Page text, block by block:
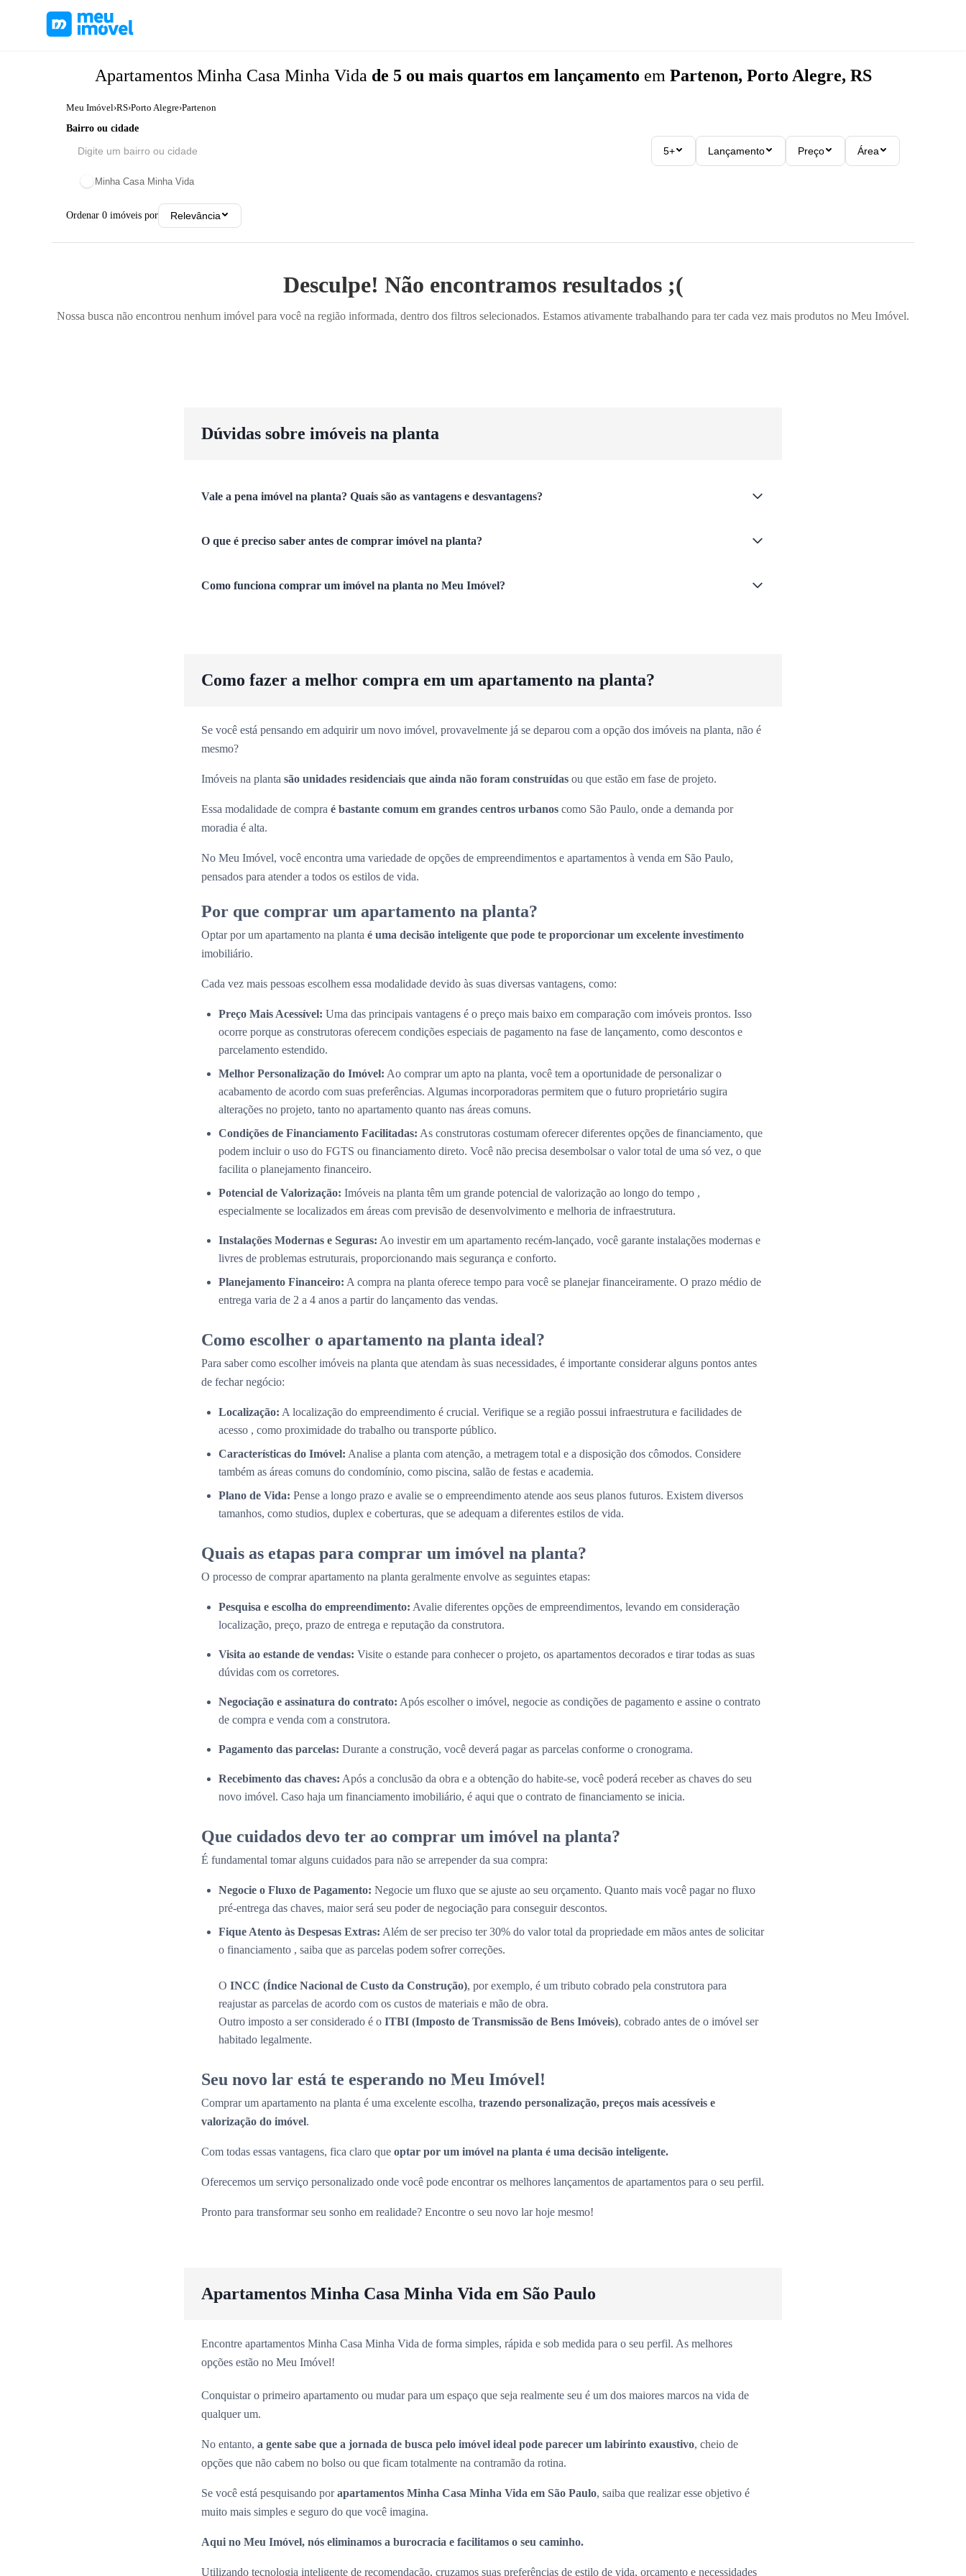
Apartamentos Minha Casa Minha Vida de 5 ou mais quartos em lançamento em Partenon, Porto Alegre, RS
Meu Imóvel›RS›Porto Alegre›Partenon
Bairro ou cidade
5+ Lançamento Preço Área
Minha Casa Minha Vida
Ordenar 0 imóveis por Relevância
Desculpe! Não encontramos resultados ;(
Nossa busca não encontrou nenhum imóvel para você na região informada, dentro dos filtros selecionados. Estamos ativamente trabalhando para ter cada vez mais produtos no Meu Imóvel.
Dúvidas sobre imóveis na planta
Vale a pena imóvel na planta? Quais são as vantagens e desvantagens?
O que é preciso saber antes de comprar imóvel na planta?
Como funciona comprar um imóvel na planta no Meu Imóvel?
Como fazer a melhor compra em um apartamento na planta?
Se você está pensando em adquirir um novo imóvel, provavelmente já se deparou com a opção dos imóveis na planta, não é
mesmo?
Imóveis na planta são unidades residenciais que ainda não foram construídas ou que estão em fase de projeto.
Essa modalidade de compra é bastante comum em grandes centros urbanos como São Paulo, onde a demanda por
moradia é alta.
No Meu Imóvel, você encontra uma variedade de opções de empreendimentos e apartamentos à venda em São Paulo,
pensados para atender a todos os estilos de vida.
Por que comprar um apartamento na planta?
Optar por um apartamento na planta é uma decisão inteligente que pode te proporcionar um excelente investimento
imobiliário.
Cada vez mais pessoas escolhem essa modalidade devido às suas diversas vantagens, como:
Preço Mais Acessível: Uma das principais vantagens é o preço mais baixo em comparação com imóveis prontos. Isso
ocorre porque as construtoras oferecem condições especiais de pagamento na fase de lançamento, como descontos e
parcelamento estendido.
Melhor Personalização do Imóvel: Ao comprar um apto na planta, você tem a oportunidade de personalizar o
acabamento de acordo com suas preferências. Algumas incorporadoras permitem que o futuro proprietário sugira
alterações no projeto, tanto no apartamento quanto nas áreas comuns.
Condições de Financiamento Facilitadas: As construtoras costumam oferecer diferentes opções de financiamento, que
podem incluir o uso do FGTS ou financiamento direto. Você não precisa desembolsar o valor total de uma só vez, o que
facilita o planejamento financeiro.
Potencial de Valorização: Imóveis na planta têm um grande potencial de valorização ao longo do tempo ,
especialmente se localizados em áreas com previsão de desenvolvimento e melhoria de infraestrutura.
Instalações Modernas e Seguras: Ao investir em um apartamento recém-lançado, você garante instalações modernas e
livres de problemas estruturais, proporcionando mais segurança e conforto.
Planejamento Financeiro: A compra na planta oferece tempo para você se planejar financeiramente. O prazo médio de
entrega varia de 2 a 4 anos a partir do lançamento das vendas.
Como escolher o apartamento na planta ideal?
Para saber como escolher imóveis na planta que atendam às suas necessidades, é importante considerar alguns pontos antes
de fechar negócio:
Localização: A localização do empreendimento é crucial. Verifique se a região possui infraestrutura e facilidades de
acesso , como proximidade do trabalho ou transporte público.
Características do Imóvel: Analise a planta com atenção, a metragem total e a disposição dos cômodos. Considere
também as áreas comuns do condomínio, como piscina, salão de festas e academia.
Plano de Vida: Pense a longo prazo e avalie se o empreendimento atende aos seus planos futuros. Existem diversos
tamanhos, como studios, duplex e coberturas, que se adequam a diferentes estilos de vida.
Quais as etapas para comprar um imóvel na planta?
O processo de comprar apartamento na planta geralmente envolve as seguintes etapas:
Pesquisa e escolha do empreendimento: Avalie diferentes opções de empreendimentos, levando em consideração
localização, preço, prazo de entrega e reputação da construtora.
Visita ao estande de vendas: Visite o estande para conhecer o projeto, os apartamentos decorados e tirar todas as suas
dúvidas com os corretores.
Negociação e assinatura do contrato: Após escolher o imóvel, negocie as condições de pagamento e assine o contrato
de compra e venda com a construtora.
Pagamento das parcelas: Durante a construção, você deverá pagar as parcelas conforme o cronograma.
Recebimento das chaves: Após a conclusão da obra e a obtenção do habite-se, você poderá receber as chaves do seu
novo imóvel. Caso haja um financiamento imobiliário, é aqui que o contrato de financiamento se inicia.
Que cuidados devo ter ao comprar um imóvel na planta?
É fundamental tomar alguns cuidados para não se arrepender da sua compra:
Negocie o Fluxo de Pagamento: Negocie um fluxo que se ajuste ao seu orçamento. Quanto mais você pagar no fluxo
pré-entrega das chaves, maior será seu poder de negociação para conseguir descontos.
Fique Atento às Despesas Extras: Além de ser preciso ter 30% do valor total da propriedade em mãos antes de solicitar
o financiamento , saiba que as parcelas podem sofrer correções.
O INCC (Índice Nacional de Custo da Construção), por exemplo, é um tributo cobrado pela construtora para
reajustar as parcelas de acordo com os custos de materiais e mão de obra.
Outro imposto a ser considerado é o ITBI (Imposto de Transmissão de Bens Imóveis), cobrado antes de o imóvel ser
habitado legalmente.
Seu novo lar está te esperando no Meu Imóvel!
Comprar um apartamento na planta é uma excelente escolha, trazendo personalização, preços mais acessíveis e
valorização do imóvel.
Com todas essas vantagens, fica claro que optar por um imóvel na planta é uma decisão inteligente.
Oferecemos um serviço personalizado onde você pode encontrar os melhores lançamentos de apartamentos para o seu perfil.
Pronto para transformar seu sonho em realidade? Encontre o seu novo lar hoje mesmo!
Apartamentos Minha Casa Minha Vida em São Paulo
Encontre apartamentos Minha Casa Minha Vida de forma simples, rápida e sob medida para o seu perfil. As melhores
opções estão no Meu Imóvel!
Conquistar o primeiro apartamento ou mudar para um espaço que seja realmente seu é um dos maiores marcos na vida de
qualquer um.
No entanto, a gente sabe que a jornada de busca pelo imóvel ideal pode parecer um labirinto exaustivo, cheio de
opções que não cabem no bolso ou que ficam totalmente na contramão da rotina.
Se você está pesquisando porapartamentos Minha Casa Minha Vida em São Paulo, saiba que realizar esse objetivo é
muito mais simples e seguro do que você imagina.
Aqui no Meu Imóvel, nós eliminamos a burocracia e facilitamos o seu caminho.
Utilizando tecnologia inteligente de recomendação, cruzamos suas preferências de estilo de vida, orçamento e necessidades